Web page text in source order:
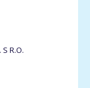
S R.O.